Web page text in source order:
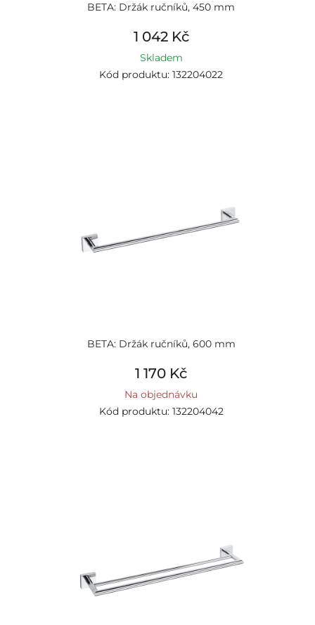
BETA: Držák ručníků, 450 mm
1 042 Kč
Skladem
Kód produktu: 132204022
BETA: Držák ručníků, 600 mm
1 170 Kč
Na objednávku
Kód produktu: 132204042